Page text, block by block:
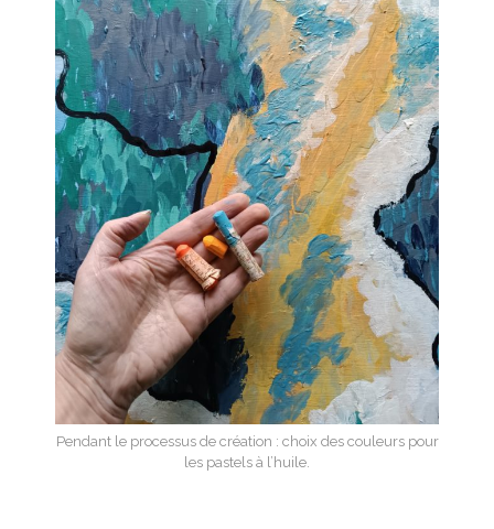
Pendant le processus de création : choix des couleurs pour
les pastels à l’huile.